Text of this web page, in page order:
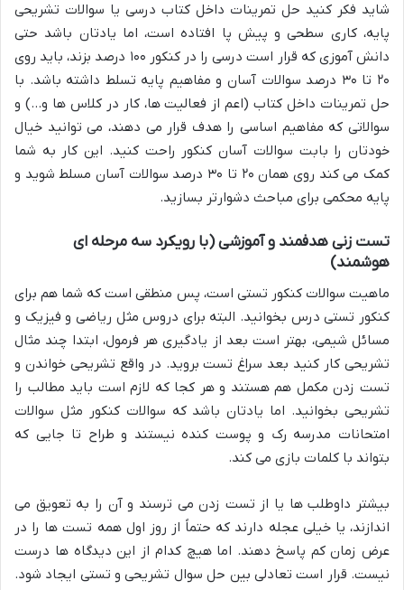
شاید فکر کنید حل تمرینات داخل کتاب درسی یا سوالات تشریحی
پایه، کاری سطحی و پیش پا افتاده است، اما یادتان باشد حتی
دانش آموزی که قرار است درسی را در کنکور ۱۰۰ درصد بزند، باید روی
۲۰ تا ۳۰ درصد سوالات آسان و مفاهیم پایه تسلط داشته باشد. با
حل تمرینات داخل کتاب (اعم از فعالیت ها، کار در کلاس ها و…) و
سوالاتی که مفاهیم اساسی را هدف قرار می دهند، می توانید خیال
خودتان را بابت سوالات آسان کنکور راحت کنید. این کار به شما
کمک می کند روی همان ۲۰ تا ۳۰ درصد سوالات آسان مسلط شوید و
پایه محکمی برای مباحث دشوارتر بسازید.
تست زنی هدفمند و آموزشی (با رویکرد سه مرحله ای
هوشمند)
ماهیت سوالات کنکور تستی است، پس منطقی است که شما هم برای
کنکور تستی درس بخوانید. البته برای دروس مثل ریاضی و فیزیک و
مسائل شیمی، بهتر است بعد از یادگیری هر فرمول، ابتدا چند مثال
تشریحی کار کنید بعد سراغ تست بروید. در واقع تشریحی خواندن و
تست زدن مکمل هم هستند و هر کجا که لازم است باید مطالب را
تشریحی بخوانید. اما یادتان باشد که سوالات کنکور مثل سوالات
امتحانات مدرسه رک و پوست کنده نیستند و طراح تا جایی که
بتواند با کلمات بازی می کند.
بیشتر داوطلب ها یا از تست زدن می ترسند و آن را به تعویق می
اندازند، یا خیلی عجله دارند که حتماً از روز اول همه تست ها را در
عرض زمان کم پاسخ دهند. اما هیچ کدام از این دیدگاه ها درست
نیست. قرار است تعادلی بین حل سوال تشریحی و تستی ایجاد شود.